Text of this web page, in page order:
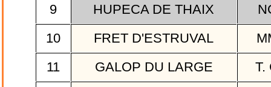
9
HUPECA DE THAIX
10
FRET D'ESTRUVAL
11
GALOP DU LARGE
T.